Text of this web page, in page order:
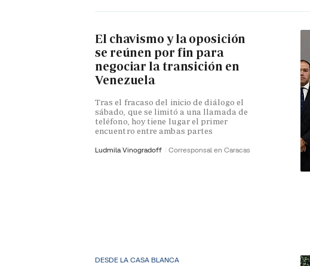
El chavismo y la oposición
se reúnen por fin para
negociar la transición en
Venezuela
Tras el fracaso del inicio de diálogo el
sábado, que se limitó a una llamada de
teléfono, hoy tiene lugar el primer
encuentro entre ambas partes
Ludmila Vinogradoff Corresponsal en Caracas
DESDE LA CASA BLANCA